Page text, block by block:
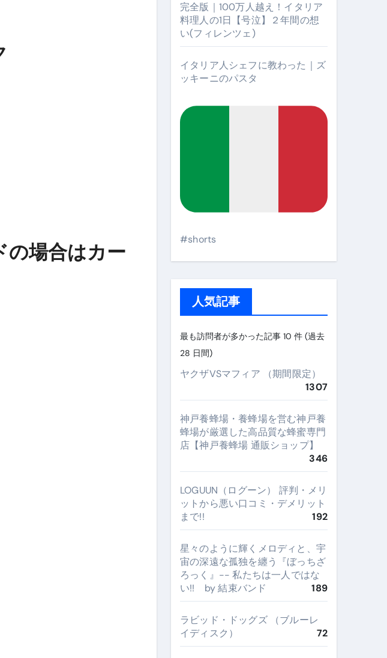
の場合はカー
完全版｜100万人越え！イタリア
料理人の1日【号泣】２年間の想
い(フィレンツェ)
イタリア人シェフに教わった｜ズ
ッキーニのパスタ
#shorts
人気記事
最も訪問者が多かった記事 10 件 (過去
28 日間)
ヤクザVSマフィア （期間限定）
1307
神戸養蜂場・養蜂場を営む神戸養
蜂場が厳選した高品質な蜂蜜専門
店【神戸養蜂場 通販ショップ】
346
LOGUUN（ログーン） 評判・メリ
ットから悪い口コミ・デメリット
まで!!
192
星々のように輝くメロディと、宇
宙の深遠な孤独を纏う『ぼっちざ
ろっく』-- 私たちは一人ではな
い!! by 結束バンド
189
ラビッド・ドッグズ （ブルーレ
イディスク）
72